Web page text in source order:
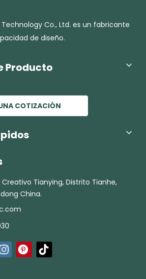
Co., Ltd. es un fabricante
de diseño.
Producto
COTIZACIÓN
Creativo Tianying, Distrito Tianhe,
China.